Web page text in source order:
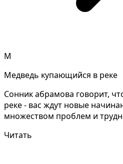
М
Медведь купающийся в реке
Сонник абрамова говорит,
реке - вас ждут новые
множеством проблем и
Читать